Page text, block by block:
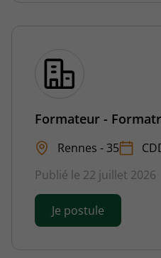
Formateur -
Rennes - 35
Publié le 22 juillet 2026
Je postule